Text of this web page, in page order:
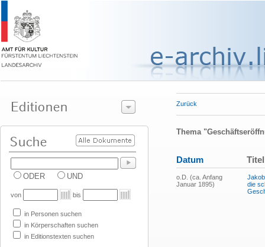
ODER UND
von bis
in Personen suchen
in Körperschaften suchen
in Editionstexten suchen
Zurück
Thema
Datum Titel
o.D. (ca. Anfang
Januar 1895)
die